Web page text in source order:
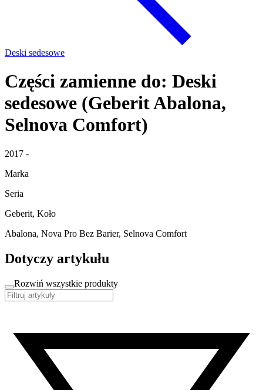
Deski sedesowe
Części zamienne do: Deski
sedesowe (Geberit Abalona,
Selnova Comfort)
2017 -
Marka
Seria
Geberit, Koło
Abalona, Nova Pro Bez Barier, Selnova Comfort
Dotyczy artykułu
Rozwiń wszystkie produkty